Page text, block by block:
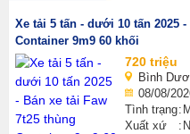
Xe tải 5 tấn - dưới 10 tấn 2025
Container 9m9 60 khối
720 triệu
Bình
08/08/
Tình trạng
Xuất xứ